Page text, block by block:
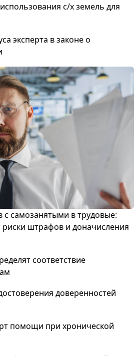
с/х земель для
эксперта в законе о
самозанятыми в трудовые:
риски штрафов и доначисления
соответствие
доверенностей
помощи при хронической